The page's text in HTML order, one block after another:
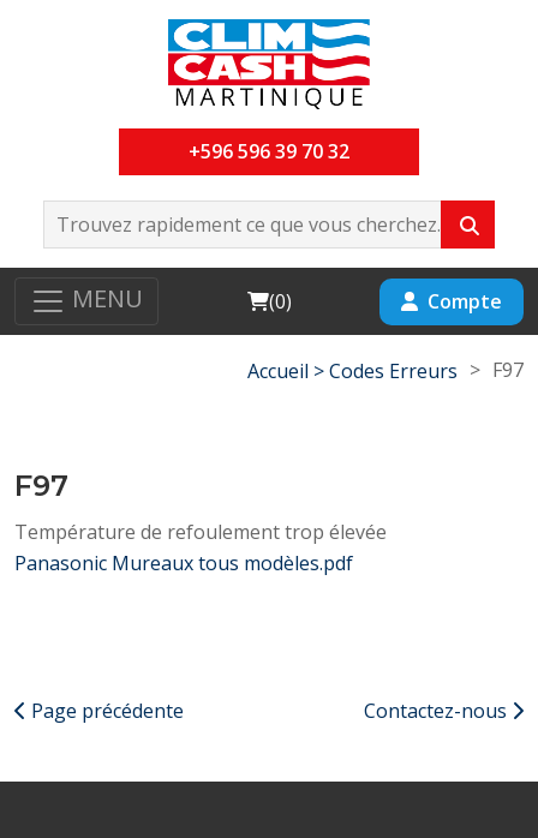
+596 596 39 70 32
MENU Cart
(0) Compte
Accueil >Codes Erreurs > F97
F97
Température de refoulement trop élevée
Panasonic Mureaux tous modèles.pdf
Page précédente Contactez-nous